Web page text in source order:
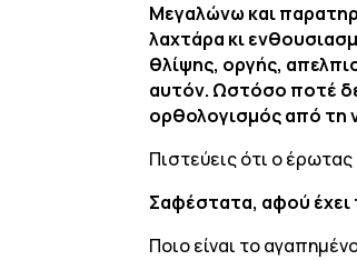
Μεγαλώνω και
λαχτάρα κι
θλίψης, οργής,
αυτόν. Ωστόσο ποτέ
ορθολογισμός από τη
Πιστεύεις ότι ο
Σαφέστατα, αφού έχει
Ποιο είναι το